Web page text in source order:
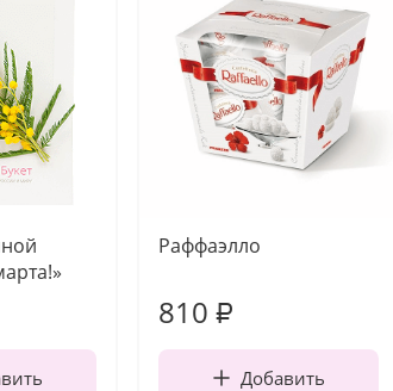
Раффаэлло
810 ₽
Добавить